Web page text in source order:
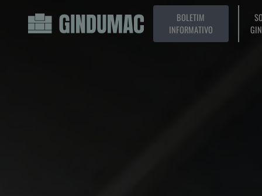
BOLETIM
INFORMATIVO